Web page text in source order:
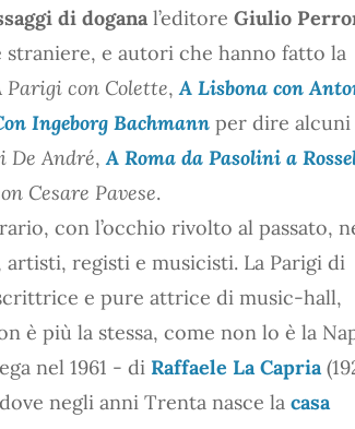
di dogana l’editore Giulio
e autori che hanno fatto la
Parigi con Colette,A Lisbona con
Ingeborg Bachmann per dire alcuni
De André,A Roma da Pasolini a
Cesare Pavese.
con l’occhio rivolto al passato,
registi e musicisti. La Parigi di
scrittrice e pure attrice di music-hall,
è più la stessa, come non lo è la
nel 1961 - di Raffaele La Capria
negli anni Trenta nasce la casa